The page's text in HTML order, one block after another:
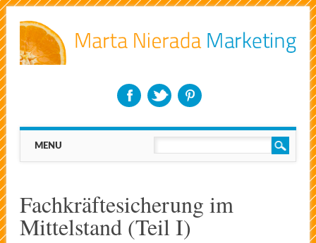
Main menu
MENU
Fachkräftesicherung im
Mittelstand (Teil I)